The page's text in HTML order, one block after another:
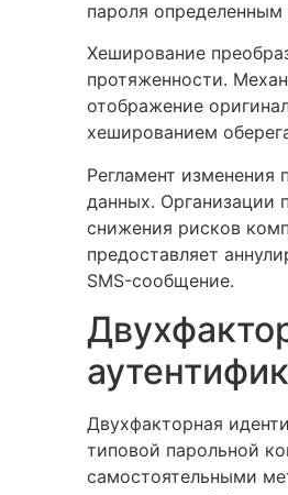
пароля
Хеширование
протяженности.
отображение
хешированием
Регламент изменения
данных. Организации
снижения рисков
предоставляет
SMS-сообщение.
Двухфакторная
типовой парольной
самостоятельными